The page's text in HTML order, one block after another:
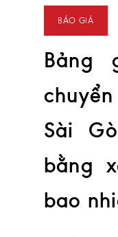
Bảng
Sài
bằng
bao